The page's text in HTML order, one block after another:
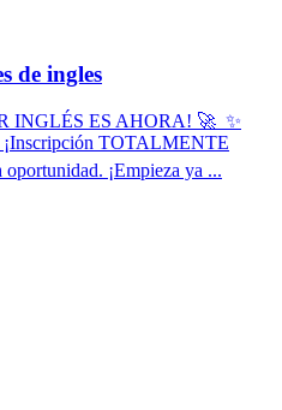
de ingles
INGLÉS ES AHORA! 🚀 ​ ​✨
TOTALMENTE
¡Empieza ya ...